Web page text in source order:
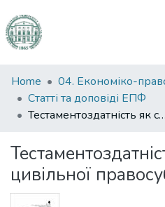
Communities
&
Collections
Statistics
Home
Статті та доповіді ЕПФ
Тестаментоздатність як складова цивільної правосуб’єктності
цивільної